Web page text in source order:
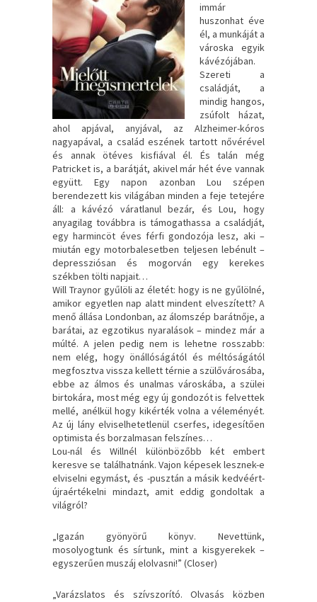
immár
huszonhat éve
él, a munkáját a
városka egyik
kávézójában.
Szereti a
családját, a
mindig hangos,
zsúfolt házat,
ahol apjával, anyjával, az Alzheimer-kóros
nagyapával, a család eszének tartott nővérével
és annak ötéves kisfiával él. És talán még
Patricket is, a barátját, akivel már hét éve vannak
együtt. Egy napon azonban Lou szépen
berendezett kis világában minden a feje tetejére
áll: a kávézó váratlanul bezár, és Lou, hogy
anyagilag továbbra is támogathassa a családját,
egy harmincöt éves férfi gondozója lesz, aki –
miután egy motorbalesetben teljesen lebénult –
depressziósan és mogorván egy kerekes
székben tölti napjait…
Will Traynor gyűlöli az életét: hogy is ne gyűlölné,
amikor egyetlen nap alatt mindent elveszített? A
menő állása Londonban, az álomszép barátnője, a
barátai, az egzotikus nyaralások – mindez már a
múlté. A jelen pedig nem is lehetne rosszabb:
nem elég, hogy önállóságától és méltóságától
megfosztva vissza kellett térnie a szülővárosába,
ebbe az álmos és unalmas városkába, a szülei
birtokára, most még egy új gondozót is felvettek
mellé, anélkül hogy kikérték volna a véleményét.
Az új lány elviselhetetlenül cserfes, idegesítően
optimista és borzalmasan felszínes…
Lou-nál és Willnél különbözőbb két embert
keresve se találhatnánk. Vajon képesek lesznek-e
elviselni egymást, és -pusztán a másik kedvéért-
újraértékelni mindazt, amit eddig gondoltak a
világról?
„Igazán gyönyörű könyv. Nevettünk,
mosolyogtunk és sírtunk, mint a kisgyerekek –
egyszerűen muszáj elolvasni!” (Closer)
„Varázslatos és szívszorító. Olvasás közben